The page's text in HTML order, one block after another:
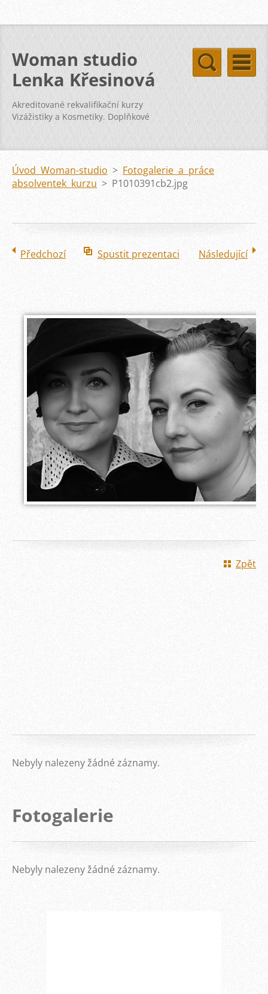
Woman studio
Lenka Křesinová
Akreditované rekvalifikační kurzy
Vizážistiky a Kosmetiky. Doplňkové
kurzy svatba vizáž kosmetika pleť
Úvod Woman-studio > Fotogalerie a práce
absolventek kurzu > P1010391cb2.jpg
Předchozí Spustit prezentaci Následující
Zpět
Nebyly nalezeny žádné záznamy.
Fotogalerie
Nebyly nalezeny žádné záznamy.